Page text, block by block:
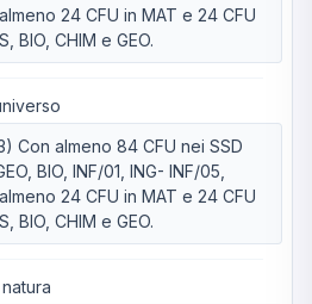
24 CFU in MAT e 24 CFU
BIO, CHIM e GEO.
Con almeno 84 CFU nei SSD
BIO, INF/01, ING- INF/05,
24 CFU in MAT e 24 CFU
BIO, CHIM e GEO.